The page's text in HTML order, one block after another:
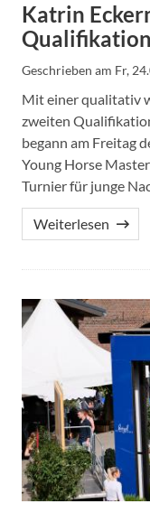
Katrin
Geschrieben am Fr,
Mit einer qualitativ
zweiten
begann am Freitag
Young Horse
Turnier für junge
Weiterlesen